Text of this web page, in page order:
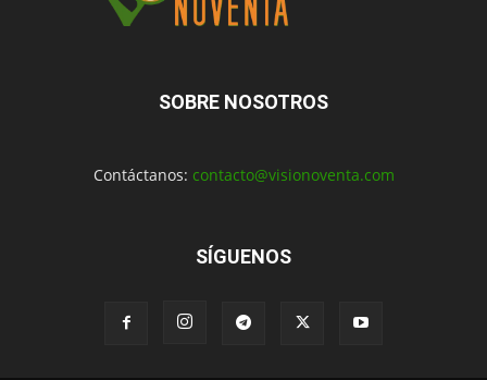
SOBRE NOSOTROS
Contáctanos: contacto@visionoventa.com
SÍGUENOS